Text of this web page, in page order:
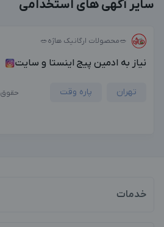
سایر آگهی های استخدامی
🥗محصولات ارگانیک هاژه🥗
نیاز به ادمین پیج اینستا و سایت
تهران پاره وقت حقوق
خدمات
بزرگترین پیج ادمینی